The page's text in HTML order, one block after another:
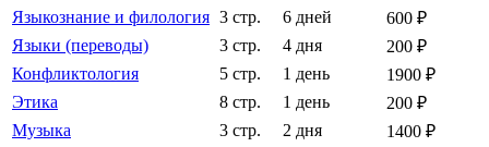
Языкознание и филология 3 стр. 6 дней
600 ₽
Языки (переводы)
3 стр. 4 дня
200 ₽
Конфликтология
5 стр. 1 день
1900 ₽
Этика
8 стр. 1 день
200 ₽
Музыка
3 стр. 2 дня
1400 ₽